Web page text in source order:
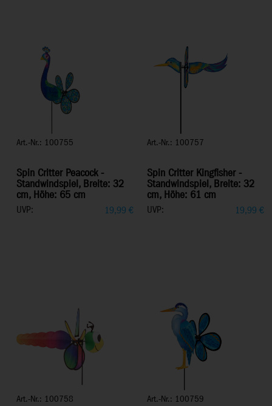
Art.-Nr.: 100755
Spin Critter Peacock -
Standwindspiel, Breite: 32
cm, Höhe: 65 cm
UVP: 19,99 €
Art.-Nr.: 100757
Spin Critter Kingfisher -
Standwindspiel, Breite: 32
cm, Höhe: 61 cm
UVP: 19,99 €
Art.-Nr.: 100758 Art.-Nr.: 100759